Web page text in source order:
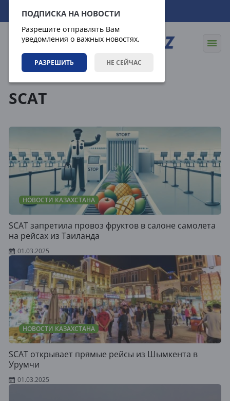
ПОДПИСКА НА НОВОСТИ
Разрешите отправлять Вам
уведомления о важных новостях.
РАЗРЕШИТЬ НЕ СЕЙЧАС
08.08.2026 07:12:58
SCAT
НОВОСТИ КАЗАХСТАНА
SCAT запретила провоз фруктов в салоне самолета
на рейсах из Таиланда
01.03.2025
НОВОСТИ КАЗАХСТАНА
SCAT открывает прямые рейсы из Шымкента в
Урумчи
01.03.2025